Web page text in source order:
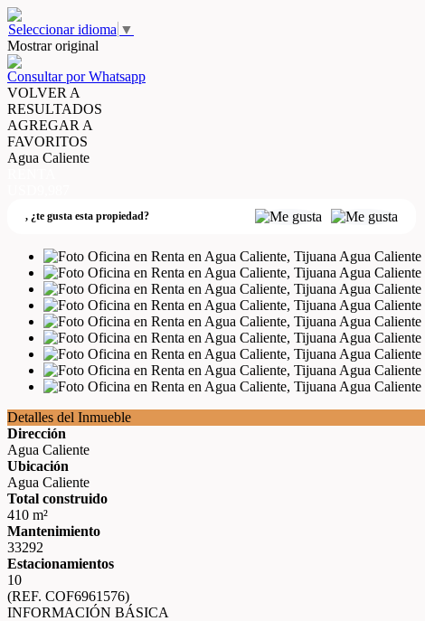
Seleccionar idioma ▼
Mostrar original
Consultar por Whatsapp
VOLVER A
RESULTADOS
AGREGAR A
FAVORITOS
Agua Caliente
, ¿te gusta esta propiedad?
Detalles del Inmueble
Dirección
Agua Caliente
Ubicación
Agua Caliente
Total construido
410 m²
Mantenimiento
33292
Estacionamientos
10
(REF. COF6961576)
INFORMACIÓN BÁSICA